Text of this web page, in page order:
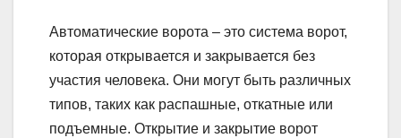
Автоматические ворота – это система ворот,
которая открывается и закрывается без
участия человека. Они могут быть различных
типов, таких как распашные, откатные или
подъемные. Открытие и закрытие ворот